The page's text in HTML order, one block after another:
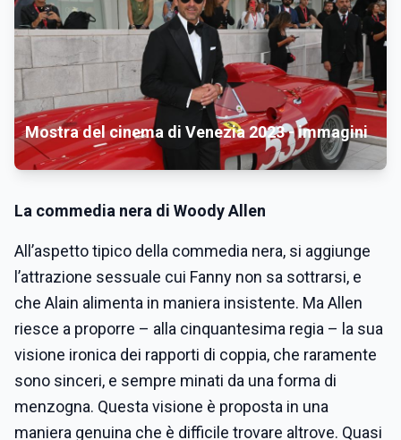
Mostra del cinema di Venezia 2023 - immagini
La commedia nera di Woody Allen
All’aspetto tipico della commedia nera, si aggiunge
l’attrazione sessuale cui Fanny non sa sottrarsi, e
che Alain alimenta in maniera insistente. Ma Allen
riesce a proporre – alla cinquantesima regia – la sua
visione ironica dei rapporti di coppia, che raramente
sono sinceri, e sempre minati da una forma di
menzogna. Questa visione è proposta in una
maniera genuina che è difficile trovare altrove. Quasi